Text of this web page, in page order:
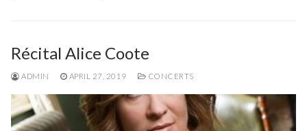
Récital Alice Coote
ADMIN APRIL 27, 2019 CONCERTS